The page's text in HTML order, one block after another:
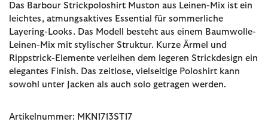
Das Barbour Strickpoloshirt Muston aus Leinen-Mix ist ein
leichtes, atmungsaktives Essential für sommerliche
Layering-Looks. Das Modell besteht aus einem Baumwolle-
Leinen-Mix mit stylischer Struktur. Kurze Ärmel und
Rippstrick-Elemente verleihen dem legeren Strickdesign ein
elegantes Finish. Das zeitlose, vielseitige Poloshirt kann
sowohl unter Jacken als auch solo getragen werden.
Artikelnummer: MKN1713ST17